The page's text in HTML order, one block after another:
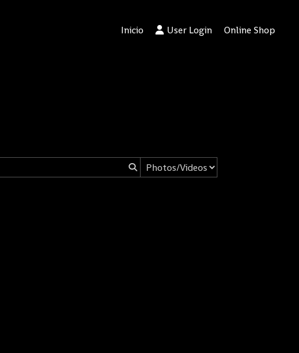
Inicio User Login Online Shop